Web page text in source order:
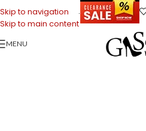
Skip to navigation
Skip to main content
.
MENU